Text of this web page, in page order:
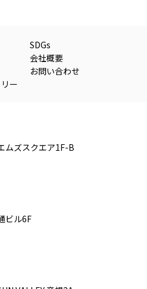
ー
SDGs
会社概要
お問い合わせ
ムズスクエア1F-B
ビル6F